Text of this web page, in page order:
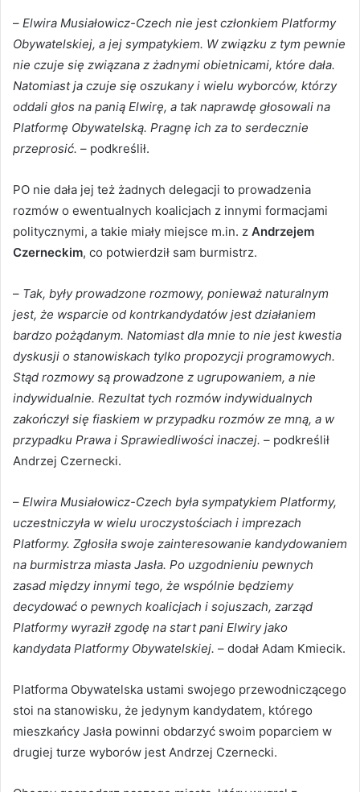
– Elwira Musiałowicz-Czech nie jest członkiem Platformy
Obywatelskiej, a jej sympatykiem. W związku z tym pewnie
nie czuje się związana z żadnymi obietnicami, które dała.
Natomiast ja czuje się oszukany i wielu wyborców, którzy
oddali głos na panią Elwirę, a tak naprawdę głosowali na
Platformę Obywatelską. Pragnę ich za to serdecznie
przeprosić. – podkreślił.
PO nie dała jej też żadnych delegacji to prowadzenia
rozmów o ewentualnych koalicjach z innymi formacjami
politycznymi, a takie miały miejsce m.in. z Andrzejem
Czerneckim, co potwierdził sam burmistrz.
– Tak, były prowadzone rozmowy, ponieważ naturalnym
jest, że wsparcie od kontrkandydatów jest działaniem
bardzo pożądanym. Natomiast dla mnie to nie jest kwestia
dyskusji o stanowiskach tylko propozycji programowych.
Stąd rozmowy są prowadzone z ugrupowaniem, a nie
indywidualnie. Rezultat tych rozmów indywidualnych
zakończył się fiaskiem w przypadku rozmów ze mną, a w
przypadku Prawa i Sprawiedliwości inaczej. – podkreślił
Andrzej Czernecki.
– Elwira Musiałowicz-Czech była sympatykiem Platformy,
uczestniczyła w wielu uroczystościach i imprezach
Platformy. Zgłosiła swoje zainteresowanie kandydowaniem
na burmistrza miasta Jasła. Po uzgodnieniu pewnych
zasad między innymi tego, że wspólnie będziemy
decydować o pewnych koalicjach i sojuszach, zarząd
Platformy wyraził zgodę na start pani Elwiry jako
kandydata Platformy Obywatelskiej. – dodał Adam Kmiecik.
Platforma Obywatelska ustami swojego przewodniczącego
stoi na stanowisku, że jedynym kandydatem, którego
mieszkańcy Jasła powinni obdarzyć swoim poparciem w
drugiej turze wyborów jest Andrzej Czernecki.